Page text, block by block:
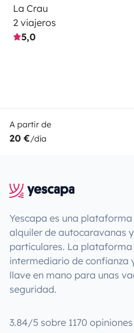
La Crau
2 viajeros
5,0
A partir de
20 €/día
Yescapa es una
alquiler de autocaravanas
particulares. La
intermediario de confianza
llave en mano para unas
seguridad.
3.84/5 sobre 1170